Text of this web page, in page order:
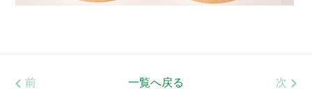
前 一覧へ戻る 次